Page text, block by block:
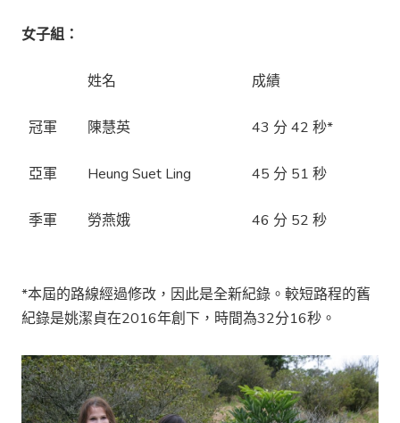
女子組：
姓名 成績
冠軍 陳慧英 43 分 42 秒*
亞軍 Heung Suet Ling 45 分 51 秒
季軍 勞燕娥 46 分 52 秒
*本屆的路線經過修改，因此是全新紀錄。較短路程的舊
紀錄是姚潔貞在2016年創下，時間為32分16秒。